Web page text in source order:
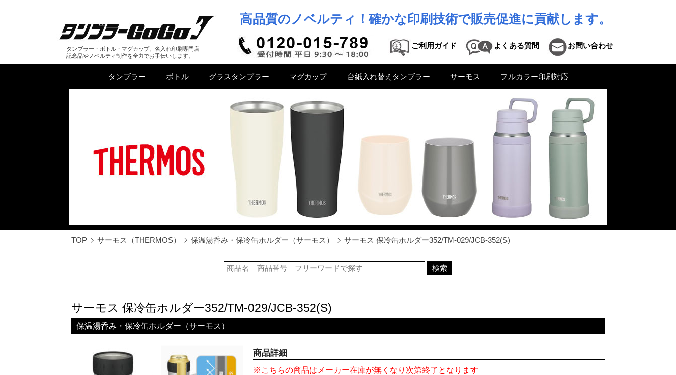
タンブラー・ボトル・マグカップ、名入れ印刷専門店
記念品やノベルティ制作を全力でお手伝いします。
高品質のノベルティ！確かな印刷技術で販売促進に貢献します。
ご利用ガイド よくある質問 お問い合わせ
タンブラー ボトル グラスタンブラー マグカップ 台紙入れ替えタンブラー サーモス フルカラー印刷対応
TOP サーモス（THERMOS） 保温湯呑み・保冷缶ホルダー（サーモス） サーモス 保冷缶ホルダー352/TM-029/JCB-352(S)
サーモス 保冷缶ホルダー352/TM-029/JCB-352(S)
保温湯呑み・保冷缶ホルダー（サーモス）
商品詳細
※こちらの商品はメーカー在庫が無くなり次第終了となります